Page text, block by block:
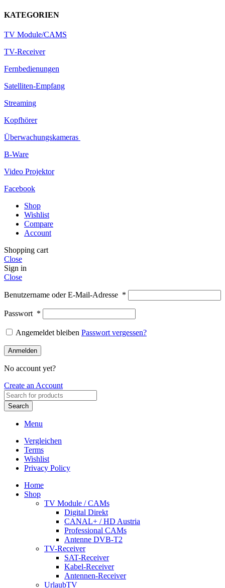
KATEGORIEN
TV Module/CAMS
TV-Receiver
Fernbedienungen
Satelliten-Empfang
Streaming
Kopfhörer
Überwachungskameras
B-Ware
Video Projektor
Facebook
Shop
Wishlist
Compare
Account
Shopping cart
Close
Sign in
Close
Benutzername oder E-Mail-Adresse *
Passwort *
Angemeldet bleiben Passwort vergessen?
Anmelden
No account yet?
Create an Account
Search
Menu
Vergleichen
Terms
Wishlist
Privacy Policy
Home
Shop
TV Module / CAMs
Digital Direkt
CANAL+ / HD Austria
Professional CAMs
Antenne DVB-T2
TV-Receiver
SAT-Receiver
Kabel-Receiver
Antennen-Receiver
UrlaubTV